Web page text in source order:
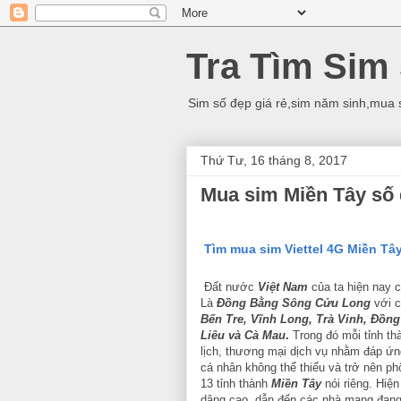
Tra Tìm
Sim số đẹp giá rẻ,sim năm
Thứ Tư, 16 tháng 8, 2017
Mua sim Miền Tây
Tìm mua sim Viettel 4G Miền
Đất nước Việt Nam của ta hiện nay
Là Đồng Bằng Sông Cửu Long với
Bến Tre, Vĩnh Long, Trà Vinh,
Liêu và Cà Mau. Trong đó mỗi tỉnh
lịch, thương mại dịch vụ nhằm đáp
cá nhân không thể thiếu và trở nên
13 tỉnh thành Miền Tâynói riêng.